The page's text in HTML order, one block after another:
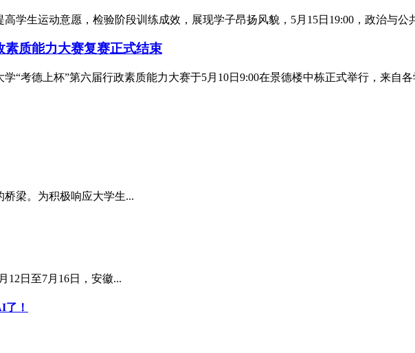
高学生运动意愿，检验阶段训练成效，展现学子昂扬风貌，5月15日19:00，政治与
质能力大赛复赛正式结束
学“考德上杯”第六届行政素质能力大赛于5月10日9:00在景德楼中栋正式举行，来自
梁。为积极响应大学生...
12日至7月16日，安徽...
了！